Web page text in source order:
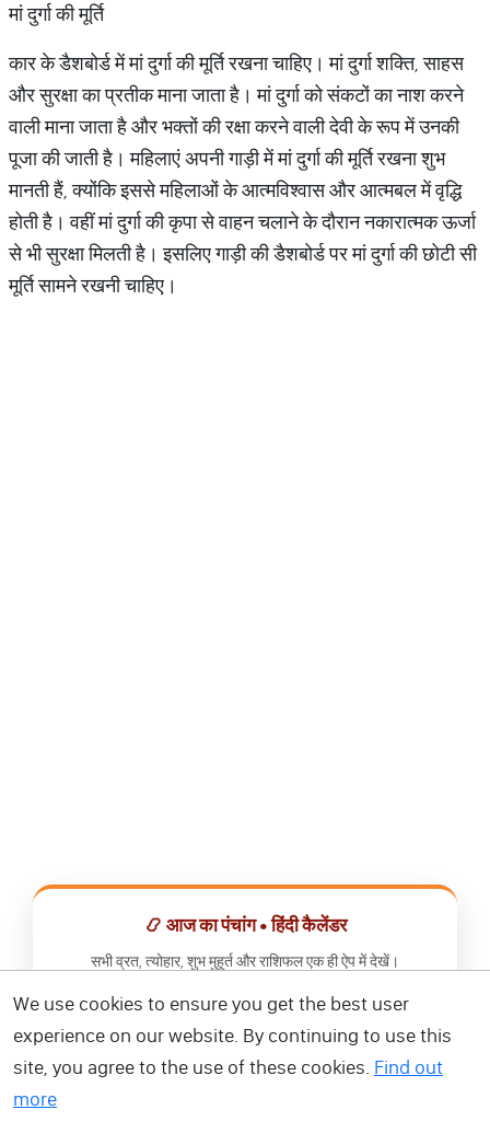
मां दुर्गा की मूर्ति
कार के डैशबोर्ड में मां दुर्गा की मूर्ति रखना चाहिए। मां दुर्गा शक्ति, साहस
और सुरक्षा का प्रतीक माना जाता है। मां दुर्गा को संकटों का नाश करने
वाली माना जाता है और भक्तों की रक्षा करने वाली देवी के रूप में उनकी
पूजा की जाती है। महिलाएं अपनी गाड़ी में मां दुर्गा की मूर्ति रखना शुभ
मानती हैं, क्योंकि इससे महिलाओं के आत्मविश्वास और आत्मबल में वृद्धि
होती है। वहीं मां दुर्गा की कृपा से वाहन चलाने के दौरान नकारात्मक ऊर्जा
से भी सुरक्षा मिलती है। इसलिए गाड़ी की डैशबोर्ड पर मां दुर्गा की छोटी सी
मूर्ति सामने रखनी चाहिए।
📿 आज का पंचांग • हिंदी कैलेंडर
सभी व्रत, त्योहार, शुभ मुहूर्त और राशिफल एक ही ऐप में देखें।
📅 हिंदी कैलेंडर ऐप डाउनलोड करें
We use cookies to ensure you get the best user
experience on our website. By continuing to use this
site, you agree to the use of these cookies. Find out
more